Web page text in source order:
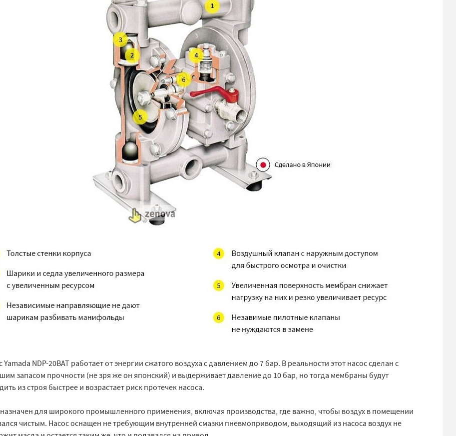
Yamada NDP-20BAT работает от энергии сжатого воздуха с давлением до 7 бар. В реальности этот насос сделан с
запасом прочности (не зря же он японский) и выдерживает давление до 10 бар, но тогда мембраны будут
из строя быстрее и возрастает риск протечек насоса.
для широкого промышленного применения, включая производства, где важно, чтобы воздух в помещении
чистым. Насос оснащен не требующим внутренней смазки пневмоприводом, выходящий из насоса воздух не